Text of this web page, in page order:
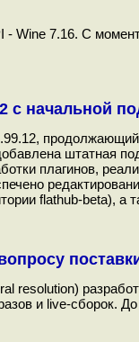
Wine 7.16. С
с начальной
штатная
плагинов,
flathub-beta), а
resolution)
и live-сборок. До